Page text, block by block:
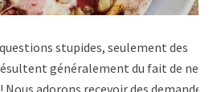
questions stupides, seulement des
généralement du fait de ne